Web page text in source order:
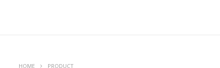
HOME PRODUCT